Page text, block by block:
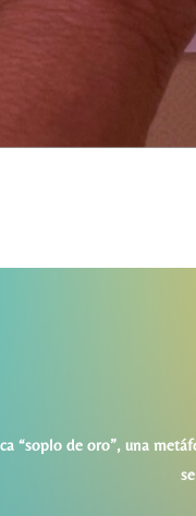
“soplo de oro”, una